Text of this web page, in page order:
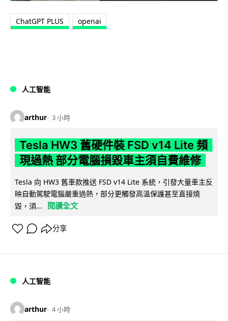
ChatGPT PLUS openai
人工智能
arthur 3 小時
Tesla HW3 舊硬件裝 FSD v14 Lite 頻
現過熱 部分電腦損毀車主須自費維修
Tesla 向 HW3 舊車款推送 FSD v14 Lite 系統，引發大量車主反
映自動駕駛電腦嚴重過熱，部分更觸發高溫保護甚至直接燒
毀，須...
閱讀全文
分享
人工智能
arthur 4 小時